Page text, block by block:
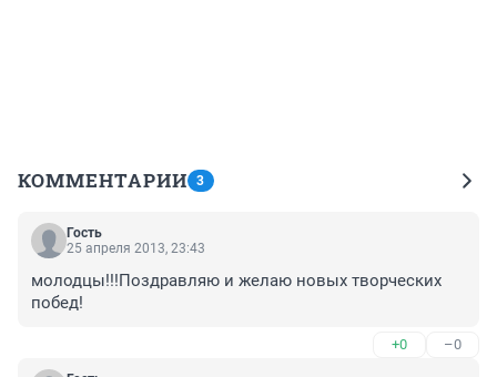
КОММЕНТАРИИ 3
Гость
25 апреля 2013, 23:43
молодцы!!!Поздравляю и желаю новых творческих
побед!
+0 –0